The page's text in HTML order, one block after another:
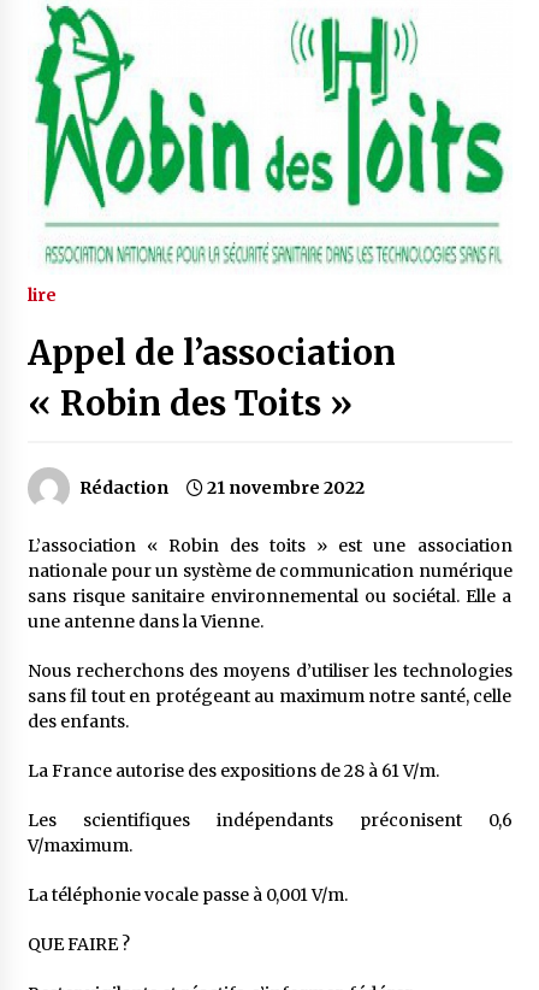
lire
Appel de l’association
« Robin des Toits »
Rédaction 21 novembre 2022
L’association « Robin des toits » est une association
nationale pour un système de communication numérique
sans risque sanitaire environnemental ou sociétal. Elle a
une antenne dans la Vienne.
Nous recherchons des moyens d’utiliser les technologies
sans fil tout en protégeant au maximum notre santé, celle
des enfants.
La France autorise des expositions de 28 à 61 V/m.
Les scientifiques indépendants préconisent 0,6
V/maximum.
La téléphonie vocale passe à 0,001 V/m.
QUE FAIRE ?